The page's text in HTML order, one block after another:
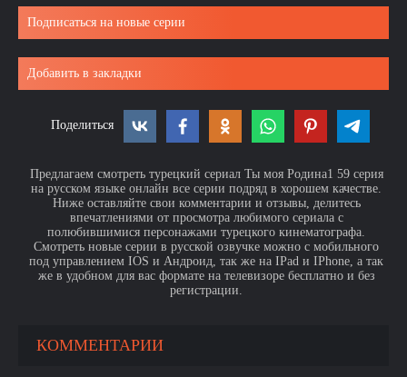
Подписаться на новые серии
Добавить в закладки
Поделиться
Предлагаем смотреть турецкий сериал Ты моя Родина1 59 серия
на русском языке онлайн все серии подряд в хорошем качестве.
Ниже оставляйте свои комментарии и отзывы, делитесь
впечатлениями от просмотра любимого сериала с
полюбившимися персонажами турецкого кинематографа.
Смотреть новые серии в русской озвучке можно с мобильного
под управлением IOS и Андроид, так же на IPad и IPhone, а так
же в удобном для вас формате на телевизоре бесплатно и без
регистрации.
КОММЕНТАРИИ